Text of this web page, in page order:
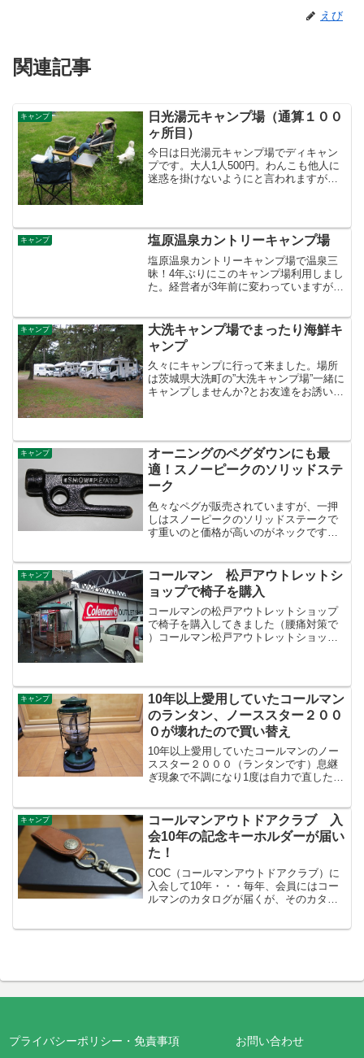
えび
関連記事
キャンプ
日光湯元キャンプ場（通算１００
ヶ所目）
今日は日光湯元キャンプ場でディキャン
プです。大人1人500円。わんこも他人に
迷惑を掛けないようにと言われますが利
す。オートキャン...
キャンプ 塩原温泉カントリーキャンプ場
塩原温泉カントリーキャンプ場で温泉三
昧！4年ぶりにこのキャンプ場利用しまし
た。経営者が3年前に変わっていますが雰
ある温泉は源泉掛け流しですごく良いお
湯です。日帰り入浴も...
キャンプ
大洗キャンプ場でまったり海鮮キ
ャンプ
久々にキャンプに行って来ました。場所
は茨城県大洗町の”大洗キャンプ場”一緒に
キャンプしませんか?とお友達をお誘いし
しいビールも沢山飲...
キャンプ
オーニングのペグダウンにも最
適！スノーピークのソリッドステ
ーク
色々なペグが販売されていますが、一押
しはスノーピークのソリッドステークで
す重いのと価格が高いのがネックです
のサイドオーニング、風が強い時、ロー
プを張ってペグダウンする...
キャンプ
コールマン 松戸アウトレットシ
ョップで椅子を購入
コールマンの松戸アウトレットショップ
で椅子を購入してきました（腰痛対策で
）コールマン松戸アウトレットショッ
るコールマンのアウトレッ...
キャンプ
10年以上愛用していたコールマン
のランタン、ノーススター２００
０が壊れたので買い替え
10年以上愛用していたコールマンのノー
ススター２０００（ランタンです）息継
ぎ現象で不調になり1度は自力で直したあ
ても燃料供給が止まらない・・・すなわ
ち消えない（汗）。...
キャンプ
コールマンアウトドアクラブ 入
会10年の記念キーホルダーが届い
た！
COC（コールマンアウトドアクラブ）に
入会して10年・・・毎年、会員にはコー
ルマンのカタログが届くが、そのカタロ
プライバシーポリシー・免責事項 お問い合わせ